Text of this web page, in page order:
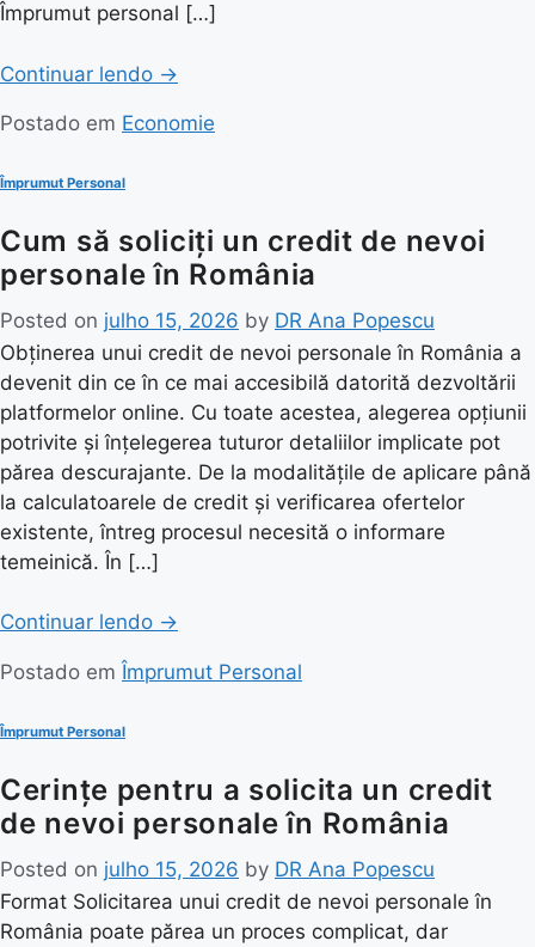
Împrumut personal […]
Continuar lendo →
Postado em Economie
Împrumut Personal
Cum să soliciți un credit de nevoi
personale în România
Posted on julho 15, 2026 by DR Ana Popescu
Obținerea unui credit de nevoi personale în România a
devenit din ce în ce mai accesibilă datorită dezvoltării
platformelor online. Cu toate acestea, alegerea opțiunii
potrivite și înțelegerea tuturor detaliilor implicate pot
părea descurajante. De la modalitățile de aplicare până
la calculatoarele de credit și verificarea ofertelor
existente, întreg procesul necesită o informare
temeinică. În […]
Continuar lendo →
Postado emÎmprumut Personal
Împrumut Personal
Cerințe pentru a solicita un credit
de nevoi personale în România
Posted on julho 15, 2026 by DR Ana Popescu
Format Solicitarea unui credit de nevoi personale în
România poate părea un proces complicat, dar